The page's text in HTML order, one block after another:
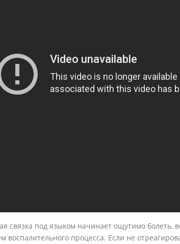
связка под языком начинает ощутимо болеть,
воспалительного процесса. Если не